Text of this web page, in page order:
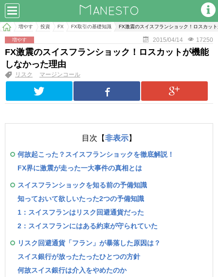
増やす 投資 FX FX取引の基礎知識 FX激震のスイスフランショック！ロスカッ
増やす 2015/04/14 17250
FX激震のスイスフランショック！ロスカットが機能
しなかった理由
リスク マージンコール
目次【非表示】
何故起こった？スイスフランショックを徹底解説！
FX界に激震が走った一大事件の真相とは
スイスフランショックを知る前の予備知識
知っておいて欲しいたった2つの予備知識
1：スイスフランはリスク回避通貨だった
2：スイスフランにはある約束が守られていた
リスク回避通貨「フラン」が暴落した原因は？
スイス銀行が放ったたったひとつの方針
何故スイス銀行は介入をやめたのか